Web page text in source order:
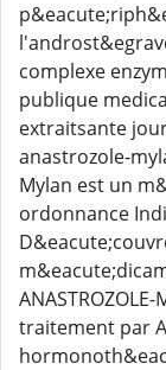
complexe
publique
extraitsante
anastrozole-
Mylan est un
ordonnance
traitement par